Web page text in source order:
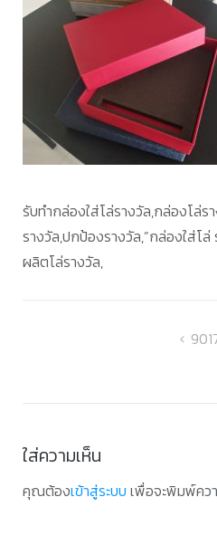
รับทำกล่องใส่โล่รางวัล,กล่องโล่ร
รางวัล,ปกป้องรางวัล,”กล่องใส่โ
ผลิตโล่รางวัล,
ใส่ความเห็น
คุณต้องเข้าสู่ระบบ เพื่อจะพิมพ์คว